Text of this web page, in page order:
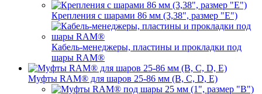
Крепления с шарами 86 мм (3,38", размер "E")
Кабель-менеджеры, пластины и прокладки под
шары RAM®
Муфты RAM® для шаров 25-86 мм (B, C, D, E)